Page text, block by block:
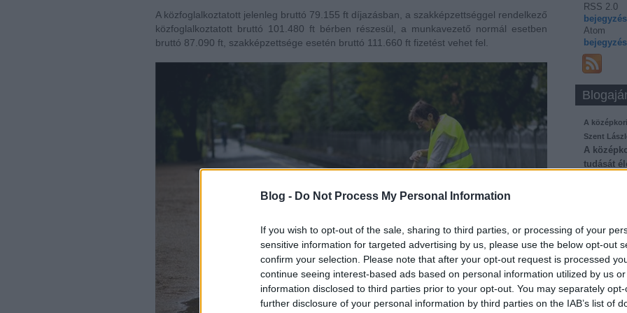
Blog - Do Not Process My Personal Information
If you wish to opt-out of the sale, sharing to third parties, or processing of your
sensitive information for targeted advertising by us, please use the below opt-out
confirm your selection. Please note that after your opt-out request is processed
continue seeing interest-based ads based on personal information utilized by us
information disclosed to third parties prior to your opt-out. You may separately
further disclosure of your personal information by third parties on the IAB’s list of
RSS 2.0
Atom
A
Szent
A
tudását
a
A közfoglalkoztatott jelenleg bruttó 79.155 ft díjazásban, a szakképzettséggel rendelkező
közfoglalkoztatott bruttó 101.480 ft bérben részesül, a munkavezető normál esetben
bruttó 87.090 ft, szakképzettsége esetén bruttó 111.660 ft fizetést vehet fel.